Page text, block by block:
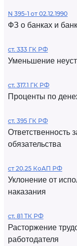
N 395-1 от 02.12.1990
ФЗ о банках и
ст. 333 ГК РФ
Уменьшение
ст. 317.1 ГК РФ
Проценты по
ст. 395 ГК РФ
Ответственность
обязательства
ст 20.25 КоАП РФ
Уклонение от
наказания
ст. 81 ТК РФ
Расторжение
работодателя